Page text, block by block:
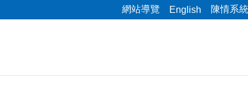
網站導覽 English 陳情系統